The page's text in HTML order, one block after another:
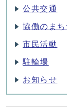
公共交通
協働のまち
市民活動
駐輪場
お知らせ